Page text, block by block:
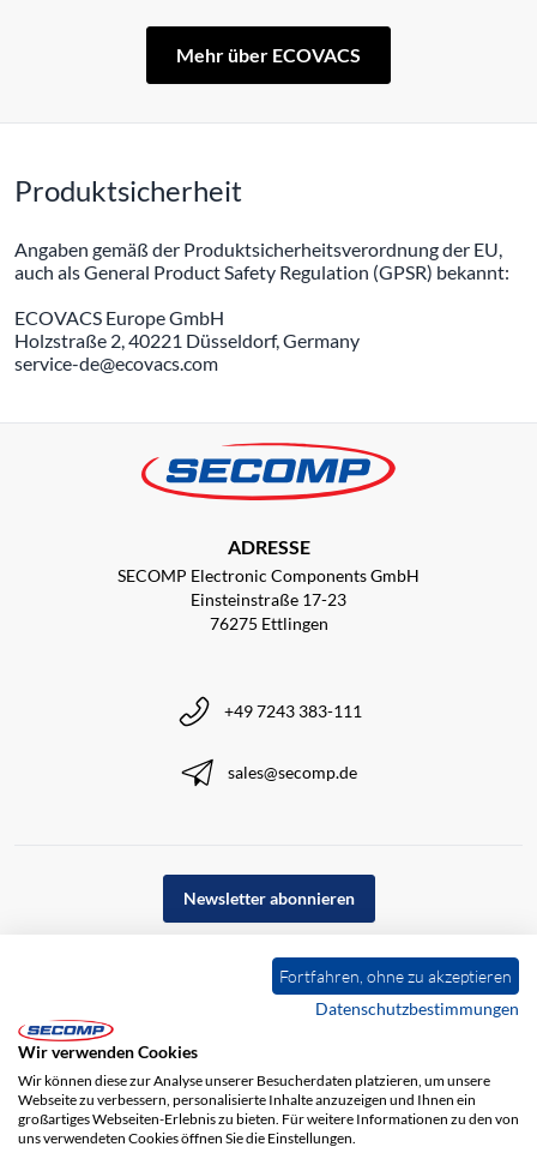
Mehr über ECOVACS
Produktsicherheit
Angaben gemäß der Produktsicherheitsverordnung der EU,
auch als General Product Safety Regulation (GPSR) bekannt:
ECOVACS Europe GmbH
Holzstraße 2, 40221 Düsseldorf, Germany
service-de@ecovacs.com
ADRESSE
SECOMP Electronic Components GmbH
Einsteinstraße 17-23
76275 Ettlingen
+49 7243 383-111
sales@secomp.de
Newsletter abonnieren
Fortfahren, ohne zu akzeptieren
Datenschutzbestimmungen
Wir verwenden Cookies
Wir können diese zur Analyse unserer Besucherdaten platzieren, um unsere
Webseite zu verbessern, personalisierte Inhalte anzuzeigen und Ihnen ein
großartiges Webseiten-Erlebnis zu bieten. Für weitere Informationen zu den von
uns verwendeten Cookies öffnen Sie die Einstellungen.